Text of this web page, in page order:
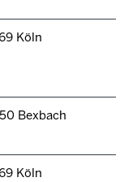
Köln
Bexbach
Köln